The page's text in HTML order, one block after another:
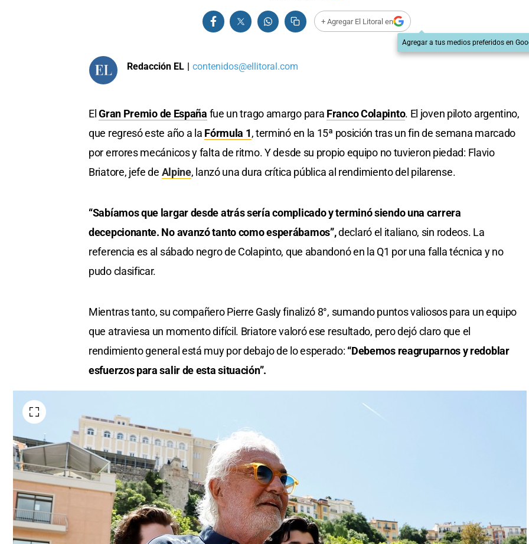
+ Agregar El Litoral en
Agregar a tus medios preferidos en
Redacción EL contenidos@ellitoral.com
ElGran Premio de España fue un trago amargo para Franco Colapinto. El joven piloto argentino,
que regresó este año a la Fórmula 1, terminó en la 15ª posición tras un fin de semana marcado
por errores mecánicos y falta de ritmo. Y desde su propio equipo no tuvieron piedad: Flavio
Briatore, jefe de Alpine, lanzó una dura crítica pública al rendimiento del pilarense.
“Sabíamos que largar desde atrás sería complicado y terminó siendo una carrera
decepcionante. No avanzó tanto como esperábamos”,declaró el italiano, sin rodeos. La
referencia es al sábado negro de Colapinto, que abandonó en la Q1 por una falla técnica y no
pudo clasificar.
Mientras tanto, su compañero Pierre Gasly finalizó 8°, sumando puntos valiosos para un equipo
que atraviesa un momento difícil. Briatore valoró ese resultado, pero dejó claro que el
rendimiento general está muy por debajo de lo esperado: “Debemos reagruparnos y redoblar
esfuerzos para salir de esta situación”.